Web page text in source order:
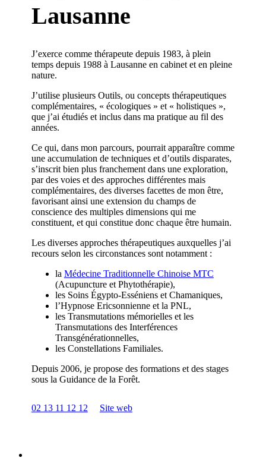
Lausanne
J’exerce comme thérapeute depuis 1983, à plein
temps depuis 1988 à Lausanne en cabinet et en pleine
nature.
J’utilise plusieurs Outils, ou concepts thérapeutiques
complémentaires, « écologiques » et « holistiques »,
que j’ai étudiés et inclus dans ma pratique au fil des
années.
Ce qui, dans mon parcours, pourrait apparaître comme
une accumulation de techniques et d’outils disparates,
s’inscrit bien plus franchement dans une exploration,
par des voies et des approches différentes mais
complémentaires, des diverses facettes de mon être,
favorisant ainsi une extension du champs de
conscience des multiples dimensions qui me
constituent, et qui constitue donc chaque être humain.
Les diverses approches thérapeutiques auxquelles j’ai
recours selon les circonstances sont notamment :
la Médecine Traditionnelle Chinoise MTC
(Acupuncture et Phytothérapie),
les Soins Égypto-Esséniens et Chamaniques,
l’Hypnose Ericsonnienne et la PNL,
les Transmutations mémorielles et les
Transmutations des Interférences
Transgénérationnelles,
les Constellations Familiales.
Depuis 2006, je propose des formations et des stages
sous la Guidance de la Forêt.
02 13 11 12 12 Site web